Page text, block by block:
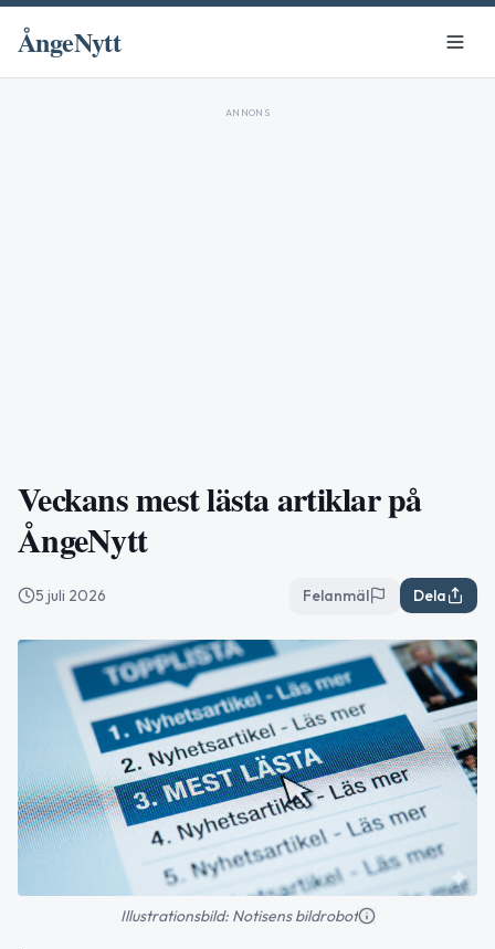
ÅngeNytt
ANNONS
Veckans mest lästa artiklar på
ÅngeNytt
5 juli 2026 Felanmäl Dela
Illustrationsbild: Notisens bildrobot